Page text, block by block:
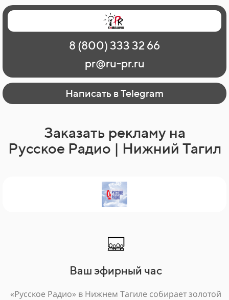
Главная
Наши работы
О рекламе
Регионы
Контакты
8 (800) 333 32 66
pr@ru-pr.ru
Написать в Telegram
Заказать рекламу на
Русское Радио | Нижний Тагил
Ваш эфирный час
«Русское Радио» в Нижнем Тагиле собирает золотой